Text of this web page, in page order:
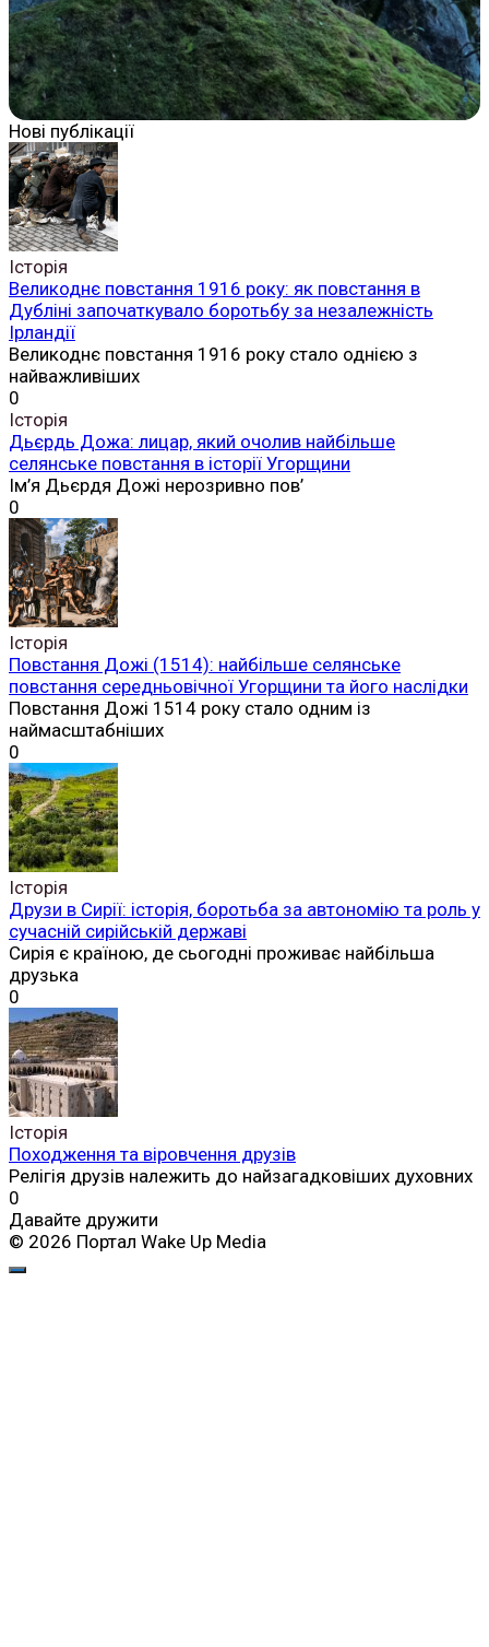
Нові публікації
Історія
Великоднє повстання 1916 року: як повстання в
Дубліні започаткувало боротьбу за незалежність
Ірландії
Великоднє повстання 1916 року стало однією з
найважливіших
0
Історія
Дьєрдь Дожа: лицар, який очолив найбільше
селянське повстання в історії Угорщини
Ім’я Дьєрдя Дожі нерозривно пов’
0
Історія
Повстання Дожі (1514): найбільше селянське
повстання середньовічної Угорщини та його наслідки
Повстання Дожі 1514 року стало одним із
наймасштабніших
0
Історія
Друзи в Сирії: історія, боротьба за автономію та роль у
сучасній сирійській державі
Сирія є країною, де сьогодні проживає найбільша
друзька
0
Історія
Походження та віровчення друзів
Релігія друзів належить до найзагадковіших духовних
0
Давайте дружити
© 2026 Портал Wake Up Media